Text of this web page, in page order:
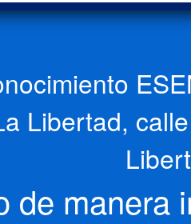
Libertad,
de manera